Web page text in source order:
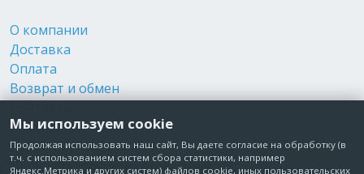
О компании
Доставка
Оплата
Возврат и обмен
Реквизиты
Публичная оферта
Пользовательское соглашение
Мы используем cookie
Продолжая использовать наш сайт, Вы даете согласие на обработку (в
т.ч. с использованием систем сбора статистики, например
Яндекс.Метрика и других систем) файлов cookie, иных пользовательских